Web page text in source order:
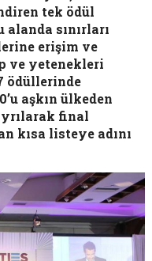
tek ödül
alanda sınırları
erişim ve
ve yetenekleri
ödüllerinde
aşkın ülkeden
final
kısa listeye adını